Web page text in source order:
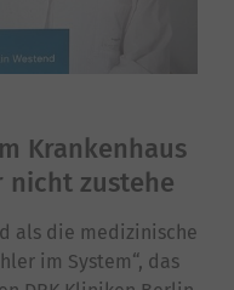
Krankenhaus
nicht zustehe
als die medizinische
im System“, das